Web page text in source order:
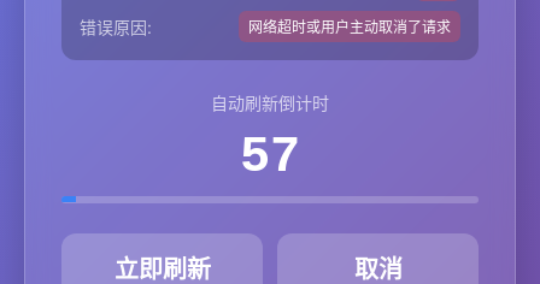
错误原因: 网络超时或用户主动取消了请求
自动刷新倒计时
57
立即刷新 取消